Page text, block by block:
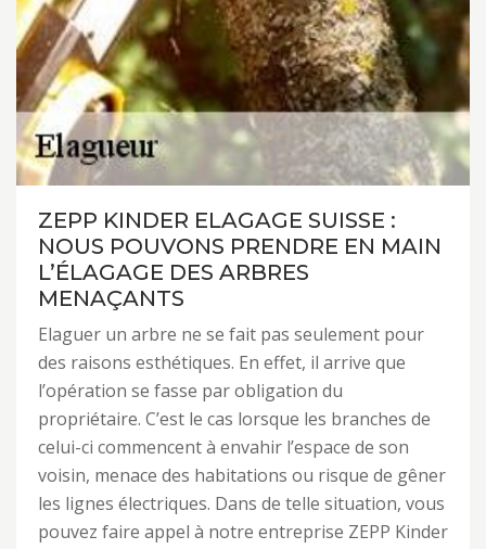
ZEPP KINDER ELAGAGE SUISSE :
NOUS POUVONS PRENDRE EN MAIN
L’ÉLAGAGE DES ARBRES
MENAÇANTS
Elaguer un arbre ne se fait pas seulement pour
des raisons esthétiques. En effet, il arrive que
l’opération se fasse par obligation du
propriétaire. C’est le cas lorsque les branches de
celui-ci commencent à envahir l’espace de son
voisin, menace des habitations ou risque de gêner
les lignes électriques. Dans de telle situation, vous
pouvez faire appel à notre entreprise ZEPP Kinder